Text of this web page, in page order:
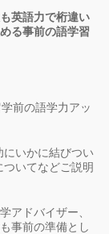
英語力で桁違い
る事前の語学習
前の語学力アッ
いかに結びつい
いてなどご説明
アドバイザー、
事前の準備とし